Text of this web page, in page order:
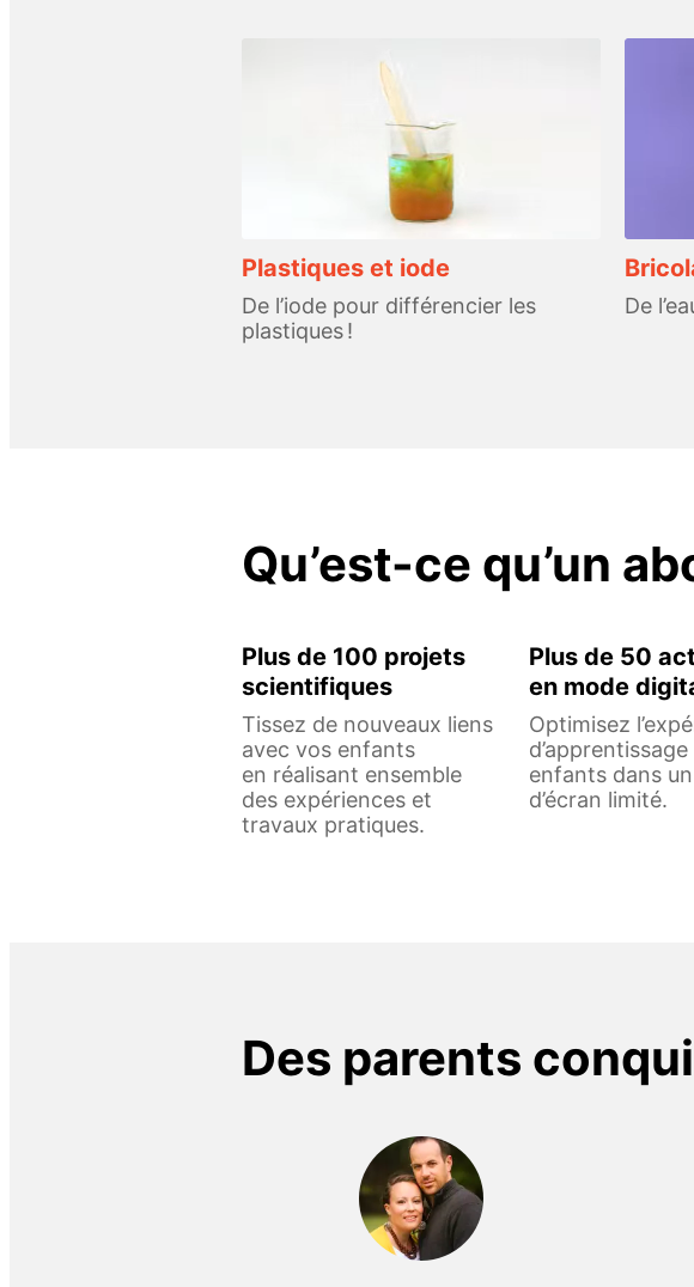
Plastiques et iode
De l’iode pour différencier les
plastiques !
De
Qu’est-ce qu’un
Plus de 100 projets
scientifiques
Tissez de nouveaux liens
avec vos enfants
en réalisant ensemble
des expériences et
travaux pratiques.
Plus de 50
en mode
Optimisez
enfants dans
d’écran limité.
Des parents